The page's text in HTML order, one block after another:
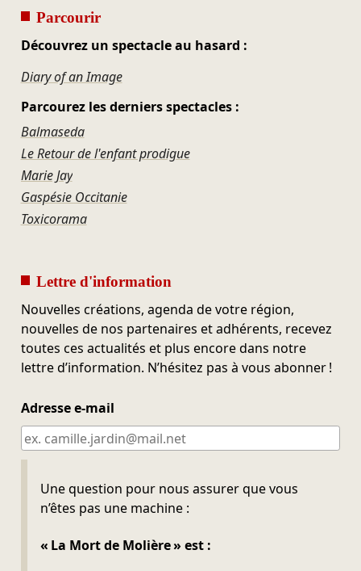
Parcourir
Découvrez un spectacle au hasard :
Diary of an Image
Parcourez les derniers spectacles :
Balmaseda
Le Retour de l'enfant prodigue
Marie Jay
Gaspésie Occitanie
Toxicorama
Lettre d'information
Nouvelles créations, agenda de votre région,
nouvelles de nos partenaires et adhérents, recevez
toutes ces actualités et plus encore dans notre
lettre d’information. N’hésitez pas à vous abonner !
Adresse e-mail
Une question pour nous assurer que vous
n’êtes pas une machine :
« La Mort de Molière » est :
Ne pas remplir